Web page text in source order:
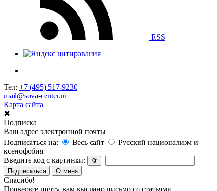
RSS
Тел: +7 (495) 517-9230
mail@sova-center.ru
Карта сайта
✖
Подписка
Ваш адрес электронной почты
Подписаться на:
Весь сайт
Русский национализм и
ксенофобия
Введите код с картинки:
🔄
Подписаться
Отмена
Спасибо!
Проверьте почту, вам выслано письмо со статьями